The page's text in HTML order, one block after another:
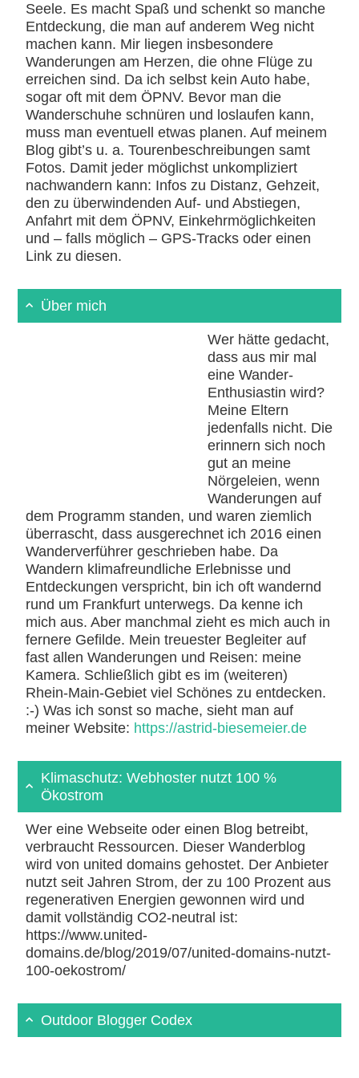
Seele. Es macht Spaß und schenkt so manche
Entdeckung, die man auf anderem Weg nicht
machen kann. Mir liegen insbesondere
Wanderungen am Herzen, die ohne Flüge zu
erreichen sind. Da ich selbst kein Auto habe,
sogar oft mit dem ÖPNV. Bevor man die
Wanderschuhe schnüren und loslaufen kann,
muss man eventuell etwas planen. Auf meinem
Blog gibt’s u. a. Tourenbeschreibungen samt
Fotos. Damit jeder möglichst unkompliziert
nachwandern kann: Infos zu Distanz, Gehzeit,
den zu überwindenden Auf- und Abstiegen,
Anfahrt mit dem ÖPNV, Einkehrmöglichkeiten
und – falls möglich – GPS-Tracks oder einen
Link zu diesen.
Über mich
Wer hätte gedacht,
dass aus mir mal
eine Wander-
Enthusiastin wird?
Meine Eltern
jedenfalls nicht. Die
erinnern sich noch
gut an meine
Nörgeleien, wenn
Wanderungen auf
dem Programm standen, und waren ziemlich
überrascht, dass ausgerechnet ich 2016 einen
Wanderverführer geschrieben habe. Da
Wandern klimafreundliche Erlebnisse und
Entdeckungen verspricht, bin ich oft wandernd
rund um Frankfurt unterwegs. Da kenne ich
mich aus. Aber manchmal zieht es mich auch in
fernere Gefilde. Mein treuester Begleiter auf
fast allen Wanderungen und Reisen: meine
Kamera. Schließlich gibt es im (weiteren)
Rhein-Main-Gebiet viel Schönes zu entdecken.
:-) Was ich sonst so mache, sieht man auf
meiner Website: https://astrid-biesemeier.de
Klimaschutz: Webhoster nutzt 100 %
Ökostrom
Wer eine Webseite oder einen Blog betreibt,
verbraucht Ressourcen. Dieser Wanderblog
wird von united domains gehostet. Der Anbieter
nutzt seit Jahren Strom, der zu 100 Prozent aus
regenerativen Energien gewonnen wird und
damit vollständig CO2-neutral ist:
https://www.united-
domains.de/blog/2019/07/united-domains-nutzt-
100-oekostrom/
Outdoor Blogger Codex